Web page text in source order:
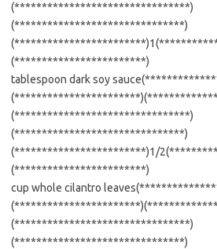
(********************************)
(*******************************)
(************************)
tablespoon dark soy
(********************************)
(*******************************)
(************************)1/
(************************)
cup whole cilantro
(********************************)
(*******************************)